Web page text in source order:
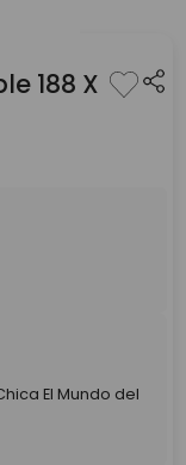
188 X
El Mundo del